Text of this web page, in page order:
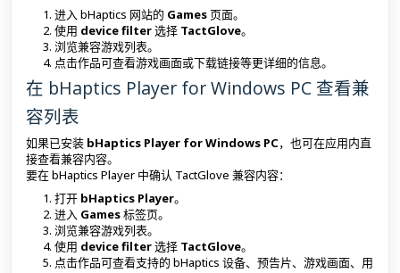
进入 bHaptics 网站的 Games 页面。
使用 device filter选择 TactGlove。
浏览兼容游戏列表。
点击作品可查看游戏画面或下载链接等更详细的信息。
在 bHaptics Player for Windows PC 查看兼
容列表
如果已安装 bHaptics Player for Windows PC，也可在应用内直
接查看兼容内容。
要在 bHaptics Player 中确认 TactGlove 兼容内容：
打开 bHaptics Player。
进入 Games标签页。
浏览兼容游戏列表。
使用 device filter选择 TactGlove。
点击作品可查看支持的 bHaptics 设备、预告片、游戏画面、用